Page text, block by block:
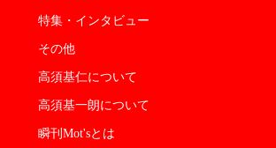
特集・インタビュー
その他
高須基仁について
高須基一朗について
瞬刊Mot'sとは